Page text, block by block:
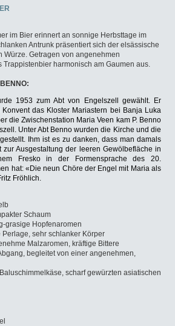
im Bier erinnert an sonnige Herbsttage im
Antrunk präsentiert sich der elsässische
Würze. Getragen von angenehmen
Trappistenbier harmonisch am Gaumen aus.
1953 zum Abt von Engelszell gewählt. Er
das Kloster Mariastern bei Banja Luka
die Zwischenstation Maria Veen kam P. Benno
Unter Abt Benno wurden die Kirche und die
Ihm ist es zu danken, dass man damals
Ausgestaltung der leeren Gewölbefläche in
Fresko in der Formensprache des 20.
hat: «Die neun Chöre der Engel mit Maria als
Fröhlich.
Schaum
grasige Hopfenaromen
sehr schlanker Körper
Malzaromen, kräftige Bittere
begleitet von einer angenehmen,
scharf gewürzten asiatischen